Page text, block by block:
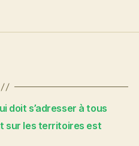
doit s’adresser à tous
sur les territoires est